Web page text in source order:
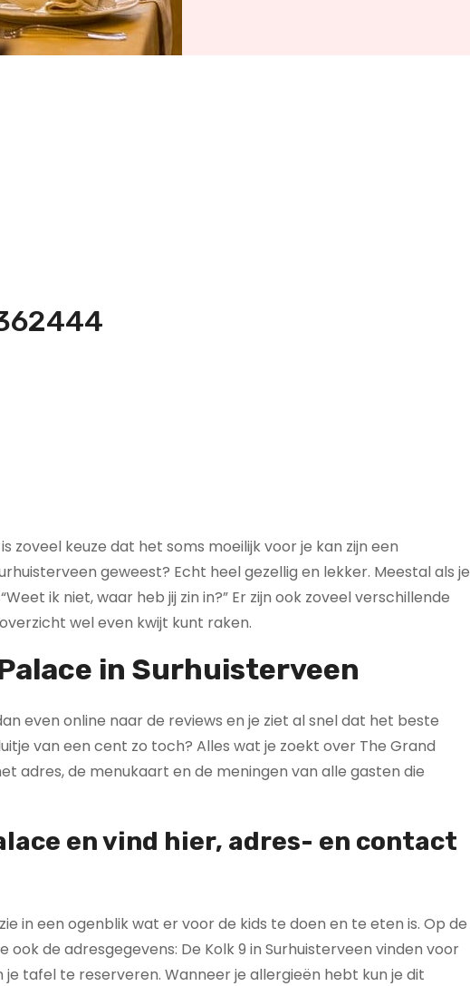
zoveel keuze dat het soms moeilijk voor je kan zijn een
geweest? Echt heel gezellig en lekker. Meestal als je
ik niet, waar heb jij zin in?” Er zijn ook zoveel verschillende
wel even kwijt kunt raken.
in Surhuisterveen
even online naar de reviews en je ziet al snel dat het beste
van een cent zo toch? Alles wat je zoekt over The Grand
adres, de menukaart en de meningen van alle gasten die
en vind hier, adres- en contact
in een ogenblik wat er voor de kids te doen en te eten is. Op de
ook de adresgegevens: De Kolk 9 in Surhuisterveen vinden voor
tafel te reserveren. Wanneer je allergieën hebt kun je dit